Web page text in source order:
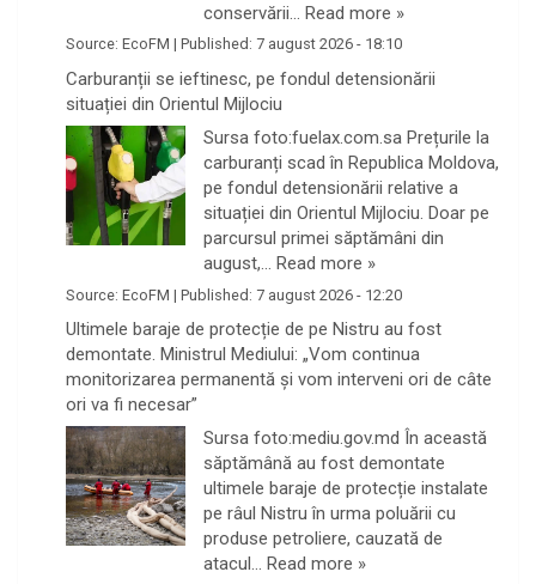
conservării… Read more »
Source: EcoFM | Published: 7 august 2026 - 18:10
Carburanții se ieftinesc, pe fondul detensionării
situației din Orientul Mijlociu
Sursa foto:fuelax.com.sa Prețurile la
carburanți scad în Republica Moldova,
pe fondul detensionării relative a
situației din Orientul Mijlociu. Doar pe
parcursul primei săptămâni din
august,… Read more »
Source: EcoFM | Published: 7 august 2026 - 12:20
Ultimele baraje de protecție de pe Nistru au fost
demontate. Ministrul Mediului: „Vom continua
monitorizarea permanentă și vom interveni ori de câte
ori va fi necesar”
Sursa foto:mediu.gov.md În această
săptămână au fost demontate
ultimele baraje de protecție instalate
pe râul Nistru în urma poluării cu
produse petroliere, cauzată de
atacul… Read more »